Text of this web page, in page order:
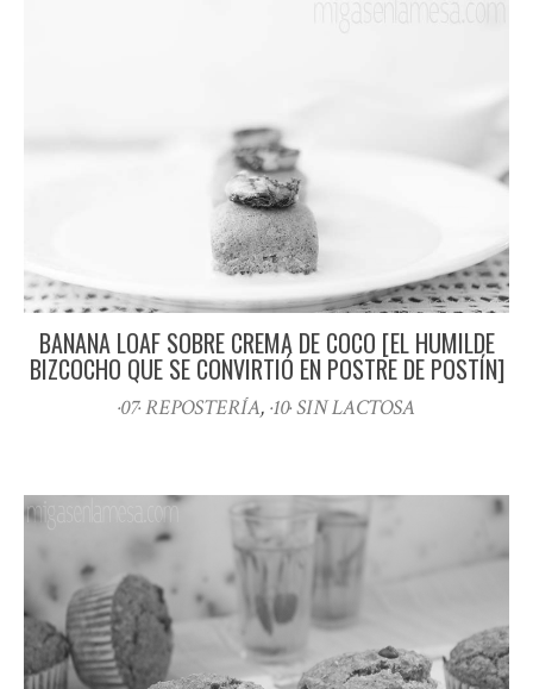
BANANA LOAF SOBRE CREMA DE COCO [EL HUMILDE
BIZCOCHO QUE SE CONVIRTIÓ EN POSTRE DE POSTÍN]
·07· REPOSTERÍA, ·10· SIN LACTOSA